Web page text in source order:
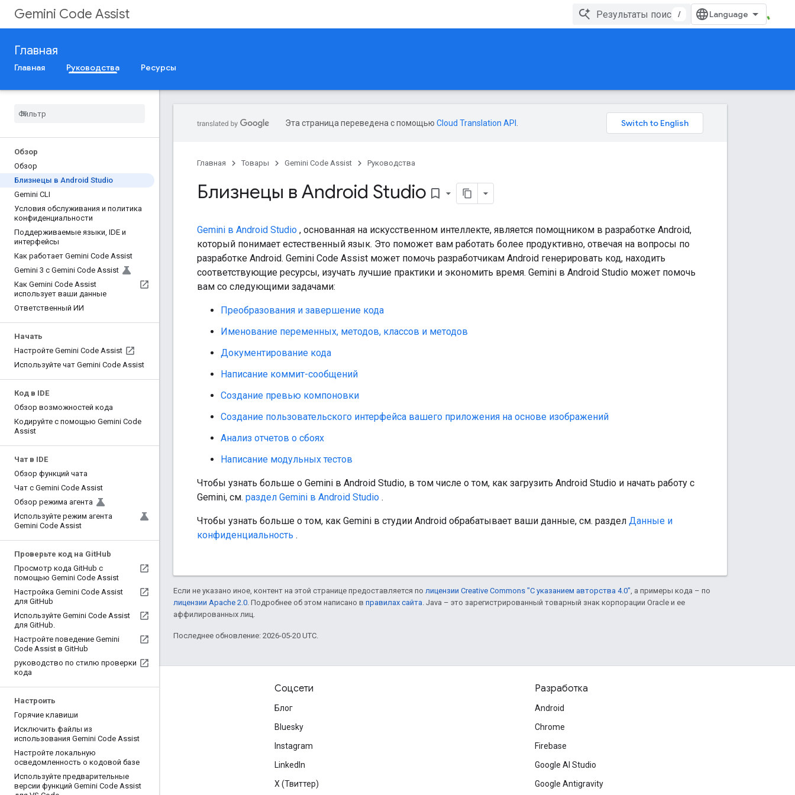
Gemini Code Assist /
Главная
Главная Руководства Ресурсы
Обзор
Обзор
Близнецы в Android Studio
Gemini CLI
Условия обслуживания и политика
конфиденциальности
Поддерживаемые языки, IDE и
интерфейсы
Как работает Gemini Code Assist
Gemini 3 с Gemini Code Assist
Как Gemini Code Assist
использует ваши данные
Ответственный ИИ
Начать
Настройте Gemini Code Assist
Используйте чат Gemini Code Assist
Код в IDE
Обзор возможностей кода
Кодируйте с помощью Gemini Code
Assist
Чат в IDE
Обзор функций чата
Чат с Gemini Code Assist
Обзор режима агента
Используйте режим агента
Gemini Code Assist
Проверьте код на GitHub
Просмотр кода GitHub с
помощью Gemini Code Assist
Настройка Gemini Code Assist
для GitHub
Используйте Gemini Code Assist
для GitHub.
Настройте поведение Gemini
Code Assist в GitHub
руководство по стилю проверки
кода
Настроить
Горячие клавиши
Исключить файлы из
использования Gemini Code Assist
Настройте локальную
осведомленность о кодовой базе
Используйте предварительные
версии функций Gemini Code Assist
Эта страница переведена с помощью Cloud Translation API
Главная Товары Gemini Code Assist Руководства
Близнецы в Android Studio bookmark_border
Gemini в Android Studio , основанная на искусственном интеллекте, является помощником в разработке Android,
который понимает естественный язык. Это поможет вам работать более продуктивно, отвечая на вопросы по
разработке Android. Gemini Code Assist может помочь разработчикам Android генерировать код, находить
соответствующие ресурсы, изучать лучшие практики и экономить время. Gemini в Android Studio может помочь
вам со следующими задачами:
Преобразования и завершение кода
Именование переменных, методов, классов и методов
Документирование кода
Написание коммит-сообщений
Создание превью компоновки
Создание пользовательского интерфейса вашего приложения на основе изображений
Анализ отчетов о сбоях
Написание модульных тестов
Чтобы узнать больше о Gemini в Android Studio, в том числе о том, как загрузить Android Studio и начать работу с
Gemini, см. раздел Gemini в Android Studio .
Чтобы узнать больше о том, как Gemini в студии Android обрабатывает ваши данные, см. раздел Данные и
конфиденциальность .
Если не указано иное, контент на этой странице предоставляется по лицензии Creative Commons "С указанием авторства 4.0" , а примеры кода – по
лицензии Apache 2.0 . Подробнее об этом написано в правилах сайта . Java – это зарегистрированный товарный знак корпорации Oracle и ее
аффилированных лиц.
Последнее обновление: 2026-05-20 UTC.
Полезные ссылки
Google Developer Program
Google Developer Groups
Accelerators
Google Cloud & NVIDIA
Соцсети
Блог
Bluesky
Instagram
LinkedIn
X (Твиттер)
Разработка
Android
Chrome
Firebase
Google AI Studio
Google Antigravity